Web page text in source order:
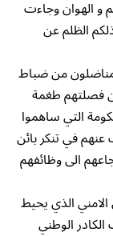
و الهوان وجاءت
الظلم عن
من ضباط
فصلتهم طغمة
التي ساهموا
في تنكر بائن
الى وظائفهم
الذي يحيط
الكادر الوطني